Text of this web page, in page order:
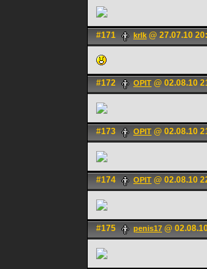
#171 krlk @ 27.07.10
#172 OPIT @ 02.08.10
#173 OPIT @ 02.08.10
#174 OPIT @ 02.08.10
#175 penis17 @